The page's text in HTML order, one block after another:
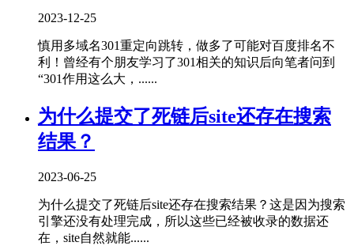
2023-12-25
慎用多域名301重定向跳转，做多了可能对百度排名不
利！曾经有个朋友学习了301相关的知识后向笔者问到
“301作用这么大，......
为什么提交了死链后site还存在搜索
结果？
2023-06-25
为什么提交了死链后site还存在搜索结果？这是因为搜索
引擎还没有处理完成，所以这些已经被收录的数据还
在，site自然就能......